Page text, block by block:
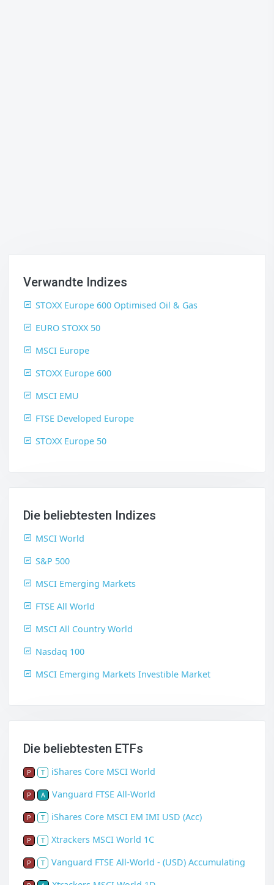
Verwandte Indizes
STOXX Europe 600 Optimised Oil & Gas
EURO STOXX 50
MSCI Europe
STOXX Europe 600
MSCI EMU
FTSE Developed Europe
STOXX Europe 50
Die beliebtesten Indizes
MSCI World
S&P 500
MSCI Emerging Markets
FTSE All World
MSCI All Country World
Nasdaq 100
MSCI Emerging Markets Investible Market
Die beliebtesten ETFs
P T iShares Core MSCI World
P A Vanguard FTSE All-World
P T iShares Core MSCI EM IMI USD (Acc)
P T Xtrackers MSCI World 1C
P T Vanguard FTSE All-World - (USD) Accumulating